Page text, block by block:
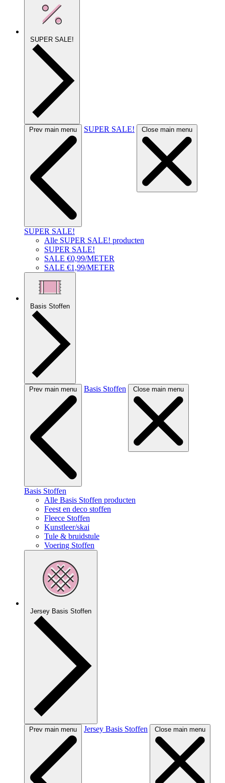
SUPER SALE!
Prev main menu SUPER SALE! Close main menu
SUPER SALE!
Alle SUPER SALE! producten
SUPER SALE!
SALE €0,99/METER
SALE €1,99/METER
Basis Stoffen
Prev main menu Basis Stoffen Close main menu
Basis Stoffen
Alle Basis Stoffen producten
Feest en deco stoffen
Fleece Stoffen
Kunstleer/skai
Tule & bruidstule
Voering Stoffen
Jersey Basis Stoffen
Prev main menu Jersey Basis Stoffen Close main menu